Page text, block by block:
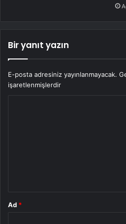
Bir yanıt yazın
E-posta adresiniz yayınlanmayacak.
işaretlenmişlerdir
Ad *